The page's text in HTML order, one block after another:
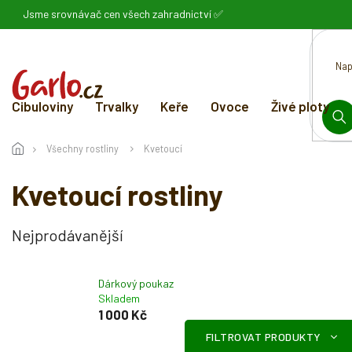
Jsme srovnávač cen všech zahradnictví ✅
Cibuloviny Trvalky Keře Ovoce Živé ploty
Všechny rostliny Kvetoucí
Kvetoucí rostliny
Nejprodávanější
Dárkový poukaz
Skladem
1 000 Kč